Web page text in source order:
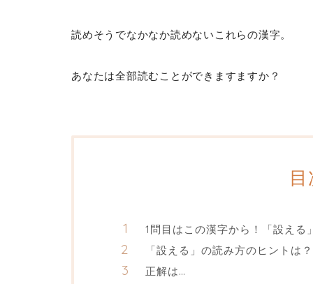
読めそうでなかなか読めないこれらの漢字。
あなたは全部読むことができますますか？
目
1問目はこの漢字から！「設える」
「設える」の読み方のヒントは？
正解は…